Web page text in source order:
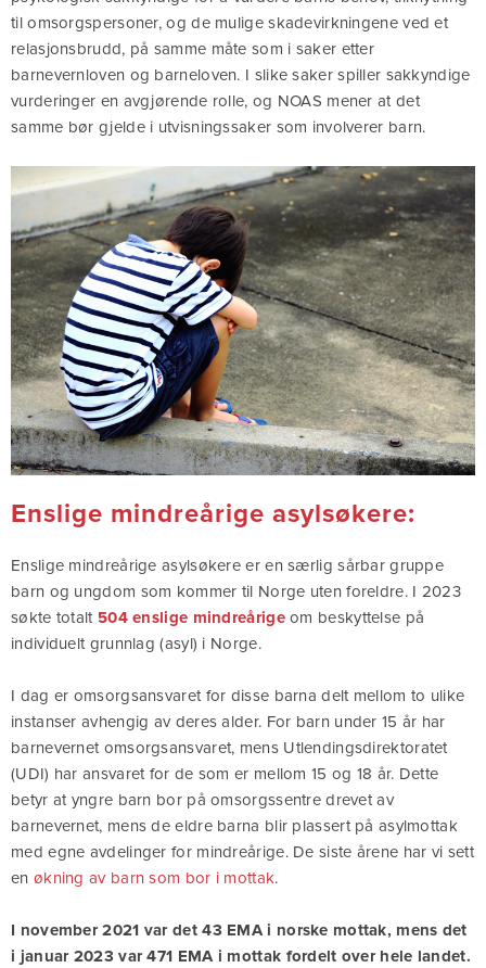
til omsorgspersoner, og de mulige skadevirkningene ved et
relasjonsbrudd, på samme måte som i saker etter
barnevernloven og barneloven. I slike saker spiller sakkyndige
vurderinger en avgjørende rolle, og NOAS mener at det
samme bør gjelde i utvisningssaker som involverer barn.
Enslige mindreårige asylsøkere:
Enslige mindreårige asylsøkere er en særlig sårbar gruppe
barn og ungdom som kommer til Norge uten foreldre. I 2023
søkte totalt 504 enslige mindreårigeom beskyttelse på
individuelt grunnlag (asyl) i Norge.
I dag er omsorgsansvaret for disse barna delt mellom to ulike
instanser avhengig av deres alder. For barn under 15 år har
barnevernet omsorgsansvaret, mens Utlendingsdirektoratet
(UDI) har ansvaret for de som er mellom 15 og 18 år. Dette
betyr at yngre barn bor på omsorgssentre drevet av
barnevernet, mens de eldre barna blir plassert på asylmottak
med egne avdelinger for mindreårige. De siste årene har vi sett
en økning av barn som bor i mottak.
I november 2021 var det 43 EMA i norske mottak, mens det
i januar 2023 var 471 EMA i mottak fordelt over hele landet.